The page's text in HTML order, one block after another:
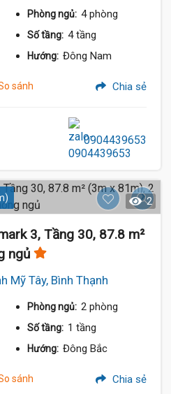
Phòng ngủ: 4 phòng
Số tầng: 4 tầng
Hướng: Đông Nam
sánh Chia sẻ
0904439653
2
3, Tầng 30, 87.8 m²
ngủ
Mỹ Tây, Bình Thạnh
Phòng ngủ: 2 phòng
Số tầng: 1 tầng
Hướng: Đông Bắc
sánh Chia sẻ